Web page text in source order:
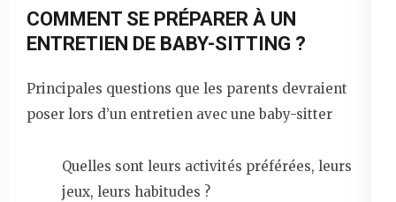
COMMENT SE PRÉPARER À UN
ENTRETIEN DE BABY-SITTING ?
Principales questions que les parents devraient
poser lors d’un entretien avec une baby-sitter
Quelles sont leurs activités préférées, leurs
jeux, leurs habitudes ?